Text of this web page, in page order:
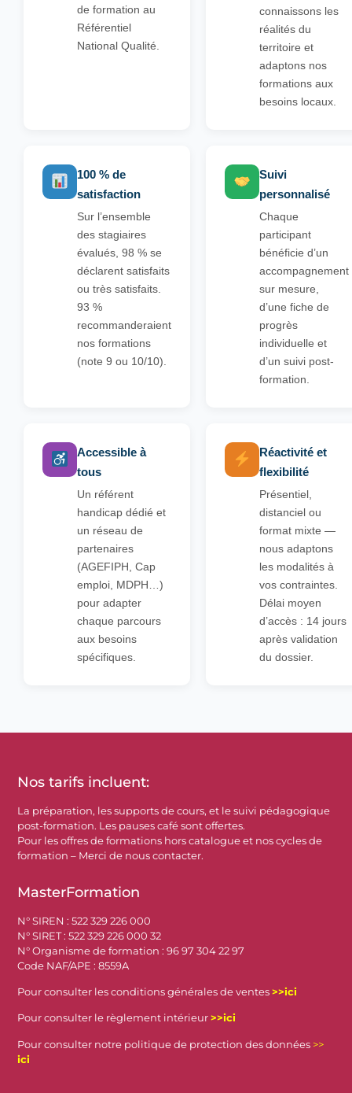
de formation au
Référentiel
National Qualité.
connaissons les
réalités du
territoire et
adaptons nos
formations aux
besoins locaux.
100 % de
satisfaction
Sur l’ensemble
des stagiaires
évalués, 98 % se
déclarent satisfaits
ou très satisfaits.
93 %
recommanderaient
nos formations
(note 9 ou 10/10).
Suivi
personnalisé
Chaque
participant
bénéficie d’un
accompagnement
sur mesure,
d’une fiche de
progrès
individuelle et
d’un suivi post-
formation.
Accessible à
tous
Un référent
handicap dédié et
un réseau de
partenaires
(AGEFIPH, Cap
emploi, MDPH…)
pour adapter
chaque parcours
aux besoins
spécifiques.
Réactivité et
flexibilité
Présentiel,
distanciel ou
format mixte —
nous adaptons
les modalités à
vos contraintes.
Délai moyen
d’accès : 14 jours
après validation
du dossier.
Nos tarifs incluent:
La préparation, les supports de cours, et le suivi pédagogique
post-formation. Les pauses café sont offertes.
Pour les offres de formations hors catalogue et nos cycles de
formation – Merci de nous contacter.
MasterFormation
N° SIREN : 522 329 226 000
N° SIRET : 522 329 226 000 32
N° Organisme de formation : 96 97 304 22 97
Code NAF/APE : 8559A
Pour consulter les conditions générales de ventes>>ici
Pour consulter le règlement intérieur>>ici
Pour consulter notre politique de protection des données >>
ici